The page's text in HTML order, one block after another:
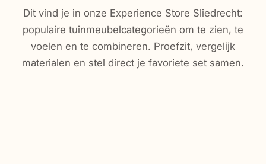
Dit vind je in onze Experience Store Sliedrecht:
populaire tuinmeubelcategorieën om te zien, te
voelen en te combineren. Proefzit, vergelijk
materialen en stel direct je favoriete set samen.